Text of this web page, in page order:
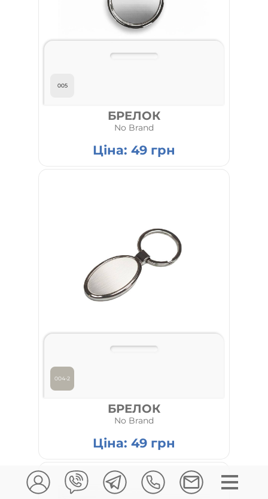
005
БРЕЛОК
No Brand
Ціна: 49 грн
004-2
БРЕЛОК
No Brand
Ціна: 49 грн